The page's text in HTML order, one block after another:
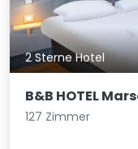
2 Sterne Hotel
B&B HOTEL
127 Zimmer